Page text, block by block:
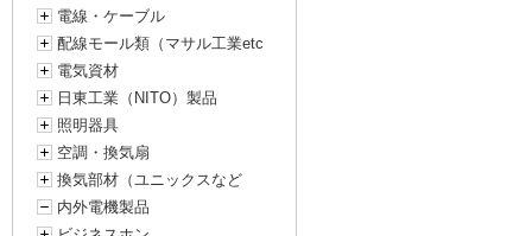
電線・ケーブル
配線モール類（マサル工業etc
電気資材
日東工業（NITO）製品
照明器具
空調・換気扇
換気部材（ユニックスなど
内外電機製品